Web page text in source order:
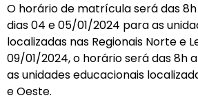
O horário de matrícula será das
dias 04 e 05/01/2024 para as
localizadas nas Regionais Norte e
09/01/2024, o horário será das 8h
as unidades educacionais
e Oeste.